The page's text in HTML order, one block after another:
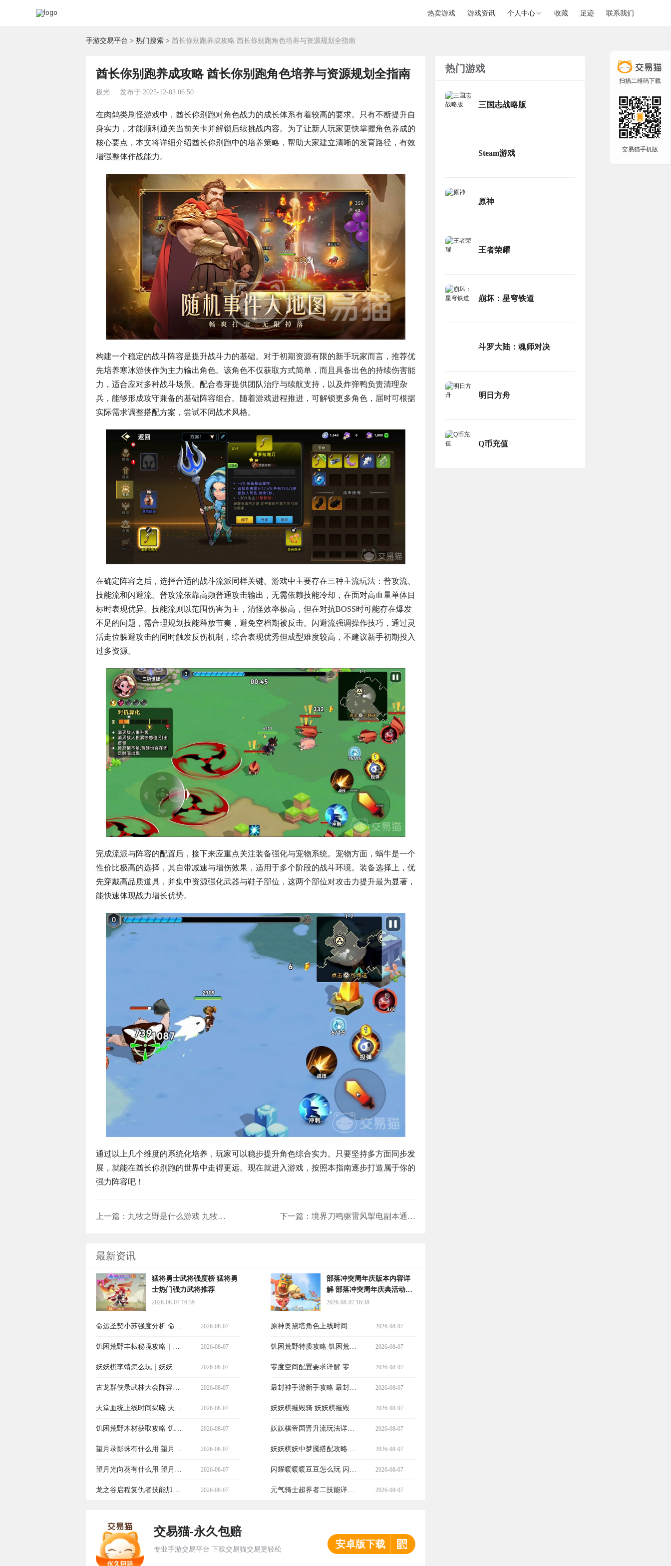
热卖游戏 游戏资讯 个人中心 收藏 足迹 联系我们
手游交易平台 热门搜索 酋长你别跑养成攻略 酋长你别跑角色培养与资源规划全指南
酋长你别跑养成攻略 酋长你别跑角色培养与资源规划全指南
极光 发布于 2025-12-03 06:50
在肉鸽类刷怪游戏中，酋长你别跑对角色战力的成长体系有着较高的要求。只有不断提升自
身实力，才能顺利通关当前关卡并解锁后续挑战内容。为了让新人玩家更快掌握角色养成的
核心要点，本文将详细介绍酋长你别跑中的培养策略，帮助大家建立清晰的发育路径，有效
增强整体作战能力。
构建一个稳定的战斗阵容是提升战斗力的基础。对于初期资源有限的新手玩家而言，推荐优
先培养寒冰游侠作为主力输出角色。该角色不仅获取方式简单，而且具备出色的持续伤害能
力，适合应对多种战斗场景。配合春芽提供团队治疗与续航支持，以及炸弹鸭负责清理杂
兵，能够形成攻守兼备的基础阵容组合。随着游戏进程推进，可解锁更多角色，届时可根据
实际需求调整搭配方案，尝试不同战术风格。
在确定阵容之后，选择合适的战斗流派同样关键。游戏中主要存在三种主流玩法：普攻流、
技能流和闪避流。普攻流依靠高频普通攻击输出，无需依赖技能冷却，在面对高血量单体目
标时表现优异。技能流则以范围伤害为主，清怪效率极高，但在对抗BOSS时可能存在爆发
不足的问题，需合理规划技能释放节奏，避免空档期被反击。闪避流强调操作技巧，通过灵
活走位躲避攻击的同时触发反伤机制，综合表现优秀但成型难度较高，不建议新手初期投入
过多资源。
完成流派与阵容的配置后，接下来应重点关注装备强化与宠物系统。宠物方面，蜗牛是一个
性价比极高的选择，其自带减速与增伤效果，适用于多个阶段的战斗环境。装备选择上，优
先穿戴高品质道具，并集中资源强化武器与鞋子部位，这两个部位对攻击力提升最为显著，
能快速体现战力增长优势。
通过以上几个维度的系统化培养，玩家可以稳步提升角色综合实力。只要坚持多方面同步发
展，就能在酋长你别跑的世界中走得更远。现在就进入游戏，按照本指南逐步打造属于你的
强力阵容吧！
上一篇： 九牧之野是什么游戏 九牧之野开发商及所属公司介绍 下一篇： 境界刀鸣驱雷风掣电副本通关攻略 境界刀鸣驱雷风掣电高难度BOSS打法与阵容搭配详解
最新资讯
猛将勇士武将强度榜 猛将勇
士热门强力武将推荐
2026-08-07 16:39
命运圣契小苏强度分析 命运
圣契小苏实战表现与角色定
位详解
2026-08-07
饥困荒野丰耘秘境攻略｜饥
困荒野丰耘秘境全流程通关
指南与资源获取技巧
2026-08-07
妖妖棋李靖怎么玩｜妖妖棋
李靖角色技能解析与实战技
巧指南
2026-08-07
古龙群侠录武林大会阵容推
荐 古龙群侠录最强武林大会
搭配攻略
2026-08-07
天堂血统上线时间揭晓 天堂
血统最新测试与公测日期汇
总
2026-08-07
饥困荒野木材获取攻略 饥困
荒野高效采集木材的实用方
法
2026-08-07
望月录影蛛有什么用 望月录
影蛛实用功能与使用技巧详
解
2026-08-07
望月光向葵有什么用 望月光
向葵详细作用与实战应用解
2026-08-07
龙之谷启程复仇者技能加点
连招与BD搭配指南
2026-08-07
部落冲突周年庆版本内容详
解 部落冲突周年庆典活动与
更新亮点
2026-08-07 16:38
原神奥黛塔角色上线时间预
测 原神奥黛塔抽取价值与培
养建议
2026-08-07
饥困荒野特质攻略 饥困荒野
特质获取方法与实用技巧
2026-08-07
零度空间配置要求详解 零度
空间最低配置与推荐配置全
面解析
2026-08-07
最封神手游新手攻略 最封神
手游入门指南与快速上手技
巧
2026-08-07
妖妖棋摧毁骑 妖妖棋摧毁骑
及其变种详细玩法与通关攻
略
2026-08-07
妖妖棋帝国晋升流玩法详解
妖妖棋帝国新手进阶与阵容
搭配指南
2026-08-07
妖妖棋妖中梦魇搭配攻略 妖
妖棋妖中梦魇最强阵容与实
战技巧
2026-08-07
闪耀暖暖暖豆豆怎么玩 闪耀
暖暖暖豆豆获取与使用技巧
2026-08-07
元气骑士超界者二技能详解 2026-08-07
交易猫-永久包赔
专业手游交易平台 下载交易猫交易更轻松 安卓版下载
热门游戏
三国志战略版
Steam游戏
原神
王者荣耀
崩坏：星穹铁道
斗罗大陆：魂师对决
明日方舟
Q币充值
扫描二维码下载
交易猫手机版